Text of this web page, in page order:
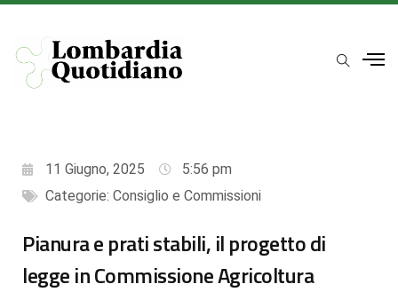
11 Giugno, 2025
5:56 pm
Categorie: Consiglio e Commissioni
Pianura e prati stabili, il progetto di
legge in Commissione Agricoltura